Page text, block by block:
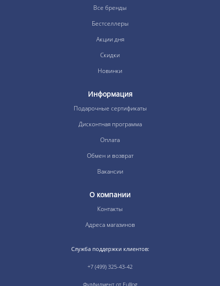
Все бренды
Бестселлеры
Акции дня
Скидки
Новинки
Информация
Подарочные сертификаты
Дисконтная программа
Оплата
Обмен и возврат
Вакансии
О компании
Контакты
Адреса магазинов
Служба поддержки клиентов:
+7 (499) 325-43-42
Фулфилмент от Fulllog